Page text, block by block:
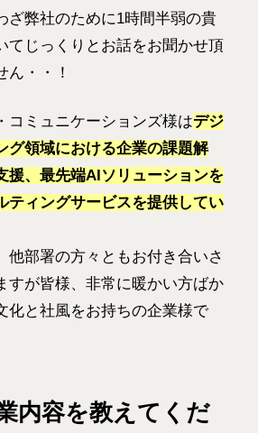
ざ弊社のために1時間半弱の貴
てじっくりとお話をお聞かせ頂
ん・・！
コミュニケーションズ様はデジ
グ領域における企業の課題解
援、最先端AIソリューションを
ティングサービスを提供してい
他部署の方々ともお付き合いさ
すが皆様、非常に暖かい方ばか
化と社風をお持ちの企業様で
内容を教えてくだ